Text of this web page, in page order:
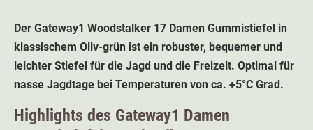
Der Gateway1 Woodstalker 17 Damen Gummistiefel in
klassischem Oliv-grün ist ein robuster, bequemer und
leichter Stiefel für die Jagd und die Freizeit. Optimal für
nasse Jagdtage bei Temperaturen von ca. +5°C Grad.
Highlights des Gateway1 Damen